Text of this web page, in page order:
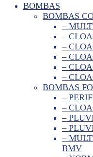
BOMBAS
BOMBAS
–
–
–
–
–
–
BOMBAS
–
–
–
–
–
BMV